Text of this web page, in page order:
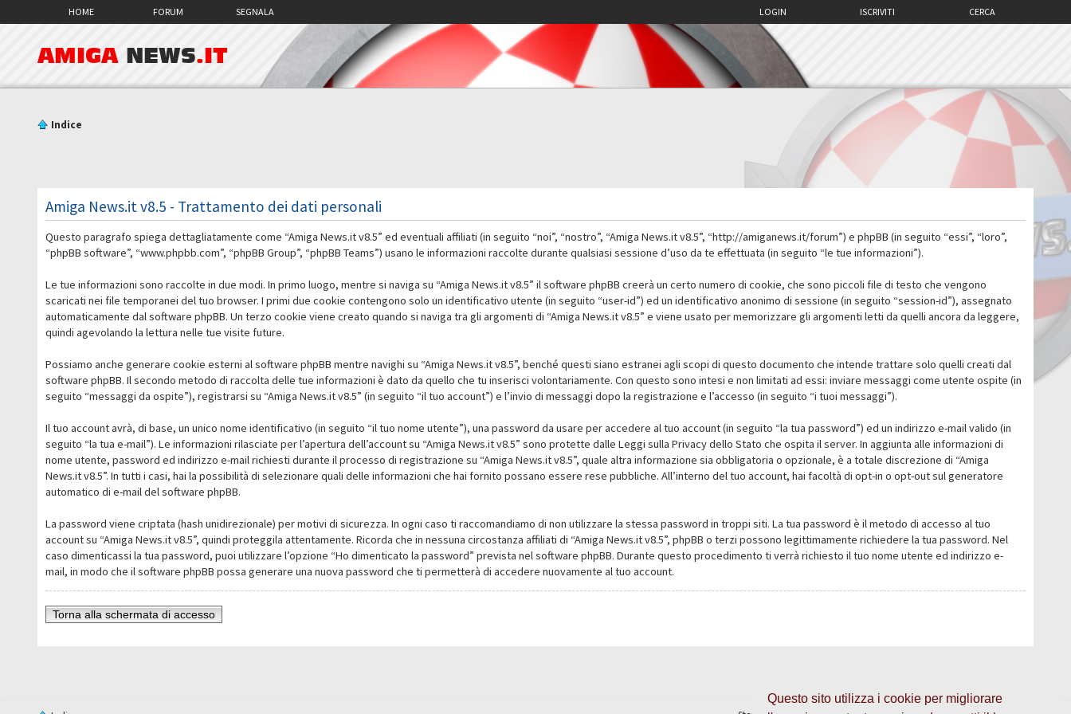
Questo sito utilizza i cookie per migliorare
HOME FORUM SEGNALA CERCA
ISCRIVITI
LOGIN
AMIGA NEWS.IT
Indice
Amiga News.it v8.5 - Trattamento dei dati personali
Questo paragrafo spiega dettagliatamente come “Amiga News.it v8.5” ed eventuali affiliati (in seguito “noi”, “nostro”, “Amiga News.it v8.5”, “http://amiganews.it/forum”) e phpBB (in seguito “essi”, “loro”,
“phpBB software”, “www.phpbb.com”, “phpBB Group”, “phpBB Teams”) usano le informazioni raccolte durante qualsiasi sessione d’uso da te effettuata (in seguito “le tue informazioni”).
Le tue informazioni sono raccolte in due modi. In primo luogo, mentre si naviga su “Amiga News.it v8.5” il software phpBB creerà un certo numero di cookie, che sono piccoli file di testo che vengono
scaricati nei file temporanei del tuo browser. I primi due cookie contengono solo un identificativo utente (in seguito “user-id”) ed un identificativo anonimo di sessione (in seguito “session-id”), assegnato
automaticamente dal software phpBB. Un terzo cookie viene creato quando si naviga tra gli argomenti di “Amiga News.it v8.5” e viene usato per memorizzare gli argomenti letti da quelli ancora da leggere,
quindi agevolando la lettura nelle tue visite future.
Possiamo anche generare cookie esterni al software phpBB mentre navighi su “Amiga News.it v8.5”, benché questi siano estranei agli scopi di questo documento che intende trattare solo quelli creati dal
software phpBB. Il secondo metodo di raccolta delle tue informazioni è dato da quello che tu inserisci volontariamente. Con questo sono intesi e non limitati ad essi: inviare messaggi come utente ospite (in
seguito “messaggi da ospite”), registrarsi su “Amiga News.it v8.5” (in seguito “il tuo account”) e l’invio di messaggi dopo la registrazione e l’accesso (in seguito “i tuoi messaggi”).
Il tuo account avrà, di base, un unico nome identificativo (in seguito “il tuo nome utente”), una password da usare per accedere al tuo account (in seguito “la tua password”) ed un indirizzo e-mail valido (in
seguito “la tua e-mail”). Le informazioni rilasciate per l’apertura dell’account su “Amiga News.it v8.5” sono protette dalle Leggi sulla Privacy dello Stato che ospita il server. In aggiunta alle informazioni di
nome utente, password ed indirizzo e-mail richiesti durante il processo di registrazione su “Amiga News.it v8.5”, quale altra informazione sia obbligatoria o opzionale, è a totale discrezione di “Amiga
News.it v8.5”. In tutti i casi, hai la possibilità di selezionare quali delle informazioni che hai fornito possano essere rese pubbliche. All’interno del tuo account, hai facoltà di opt-in o opt-out sul generatore
automatico di e-mail del software phpBB.
La password viene criptata (hash unidirezionale) per motivi di sicurezza. In ogni caso ti raccomandiamo di non utilizzare la stessa password in troppi siti. La tua password è il metodo di accesso al tuo
account su “Amiga News.it v8.5”, quindi proteggila attentamente. Ricorda che in nessuna circostanza affiliati di “Amiga News.it v8.5”, phpBB o terzi possono legittimamente richiedere la tua password. Nel
caso dimenticassi la tua password, puoi utilizzare l’opzione “Ho dimenticato la password” prevista nel software phpBB. Durante questo procedimento ti verrà richiesto il tuo nome utente ed indirizzo e-
mail, in modo che il software phpBB possa generare una nuova password che ti permetterà di accedere nuovamente al tuo account.
Torna alla schermata di accesso